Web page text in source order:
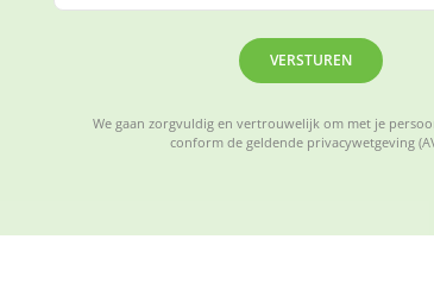
VERSTUREN
We gaan zorgvuldig en vertrouwelijk om met je
conform de geldende privacywetgeving